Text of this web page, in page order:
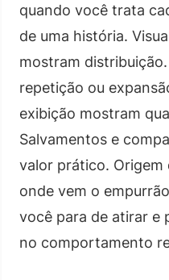
quando você trata
de uma história.
mostram
repetição ou
exibição mostram
Salvamentos e
valor prático. Origem
onde vem o
você para de atirar e
no comportamento